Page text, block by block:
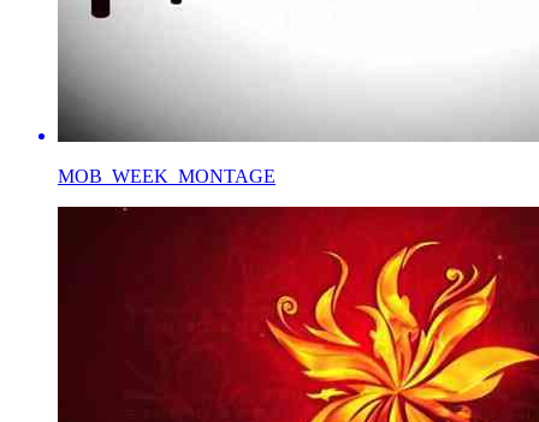
MOB_WEEK_MONTAGE